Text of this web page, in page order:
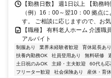
【勤務日数】 週1日以上 【勤務
（例）16：00～翌10：00 拠点
す。 ご相談に応じますので、お
【職種】 有料老人ホーム 介護職
アルバイト
制服あり 業界未経験者歓迎 育休延長あり
扶養内勤務OK
社員登用あり 無料研修
土日祝のみOK
主婦・主夫歓迎 60代も応
フリーター歓迎
社会保険あり 産休・育